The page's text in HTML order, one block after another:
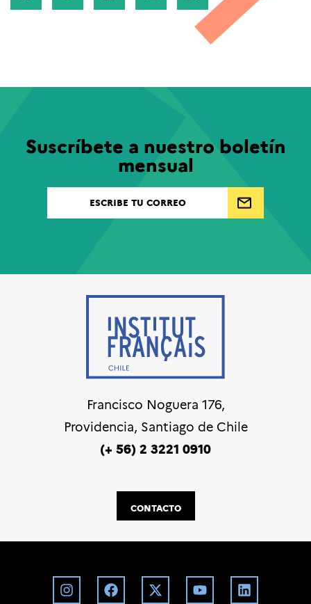
Suscríbete a nuestro boletín
mensual
Francisco Noguera 176,
Providencia, Santiago de Chile
(+ 56) 2 3221 0910
CONTACTO